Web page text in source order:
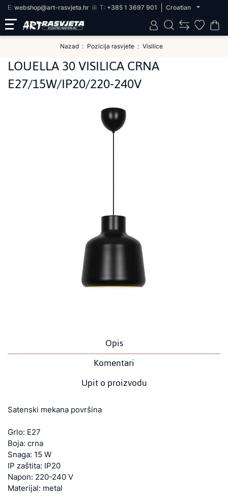
E: webshop@art-rasvjeta.hr ili T: +385 1 3697 901 Croatian
Nazad Pozicija rasvjete Visilice
LOUELLA 30 VISILICA CRNA
E27/15W/IP20/220-240V
Opis
Komentari
Upit o proizvodu
Satenski mekana površina
Grlo: E27
Boja: crna
Snaga: 15 W
IP zaštita: IP20
Napon: 220-240 V
Materijal: metal